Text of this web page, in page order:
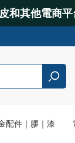
和其他電商
配件｜膠｜漆